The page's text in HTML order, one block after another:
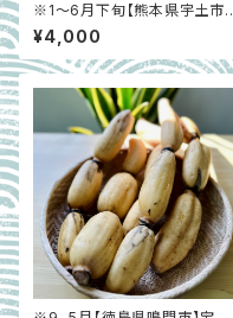
※1～6月下旬【熊本県宇土市】
プレミアムトマトまいひめ物語
「にぎわい箱（バラ）」約２㎏
¥4,000